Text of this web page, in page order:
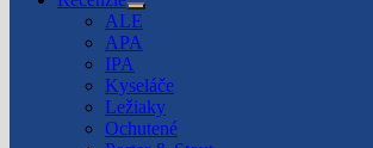
Show
sub
menu
ALE
APA
IPA
Kyseláče
Ležiaky
Ochutené